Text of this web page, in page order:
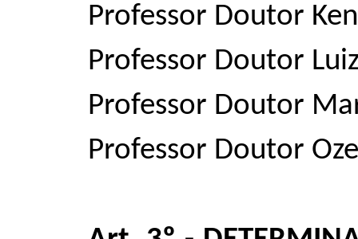
Professor Doutor
Professor Doutor
Professor Doutor
Professor Doutor